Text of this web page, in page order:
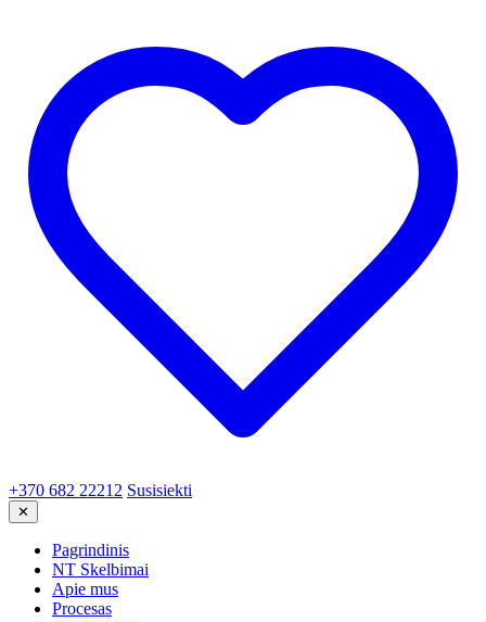
+370 682 22212 Susisiekti
✕
Pagrindinis
NT Skelbimai
Apie mus
Procesas